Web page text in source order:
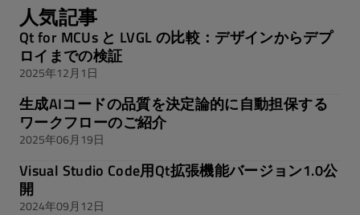
人気記事
Qt for MCUs と LVGL の比較：デザインからデプ
ロイまでの検証
2025年12月1日
生成AIコードの品質を決定論的に自動担保する
ワークフローのご紹介
2025年06月19日
Visual Studio Code用Qt拡張機能バージョン1.0公
開
2024年09月12日